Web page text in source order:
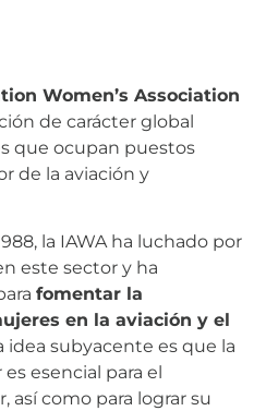
Women’s Association
de carácter global
que ocupan puestos
de la aviación y
la IAWA ha luchado por
este sector y ha
fomentar la
en la aviación y el
idea subyacente es que la
esencial para el
así como para lograr su